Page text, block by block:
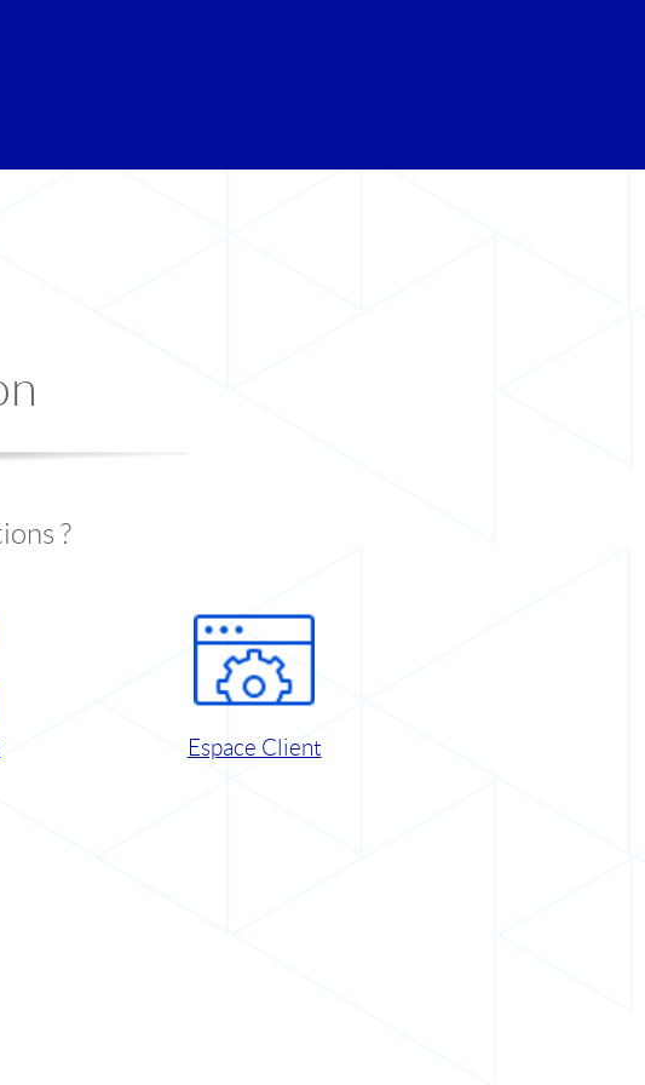
?
Espace Client